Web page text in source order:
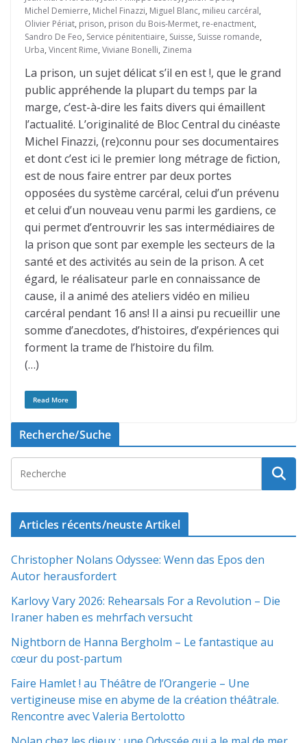
Michel Demierre, Michel Finazzi, Miguel Blanc, milieu carcéral,
Olivier Périat, prison, prison du Bois-Mermet, re-enactment,
Sandro De Feo, Service pénitentiaire, Suisse, Suisse romande,
Urba, Vincent Rime, Viviane Bonelli, Zinema
La prison, un sujet délicat s’il en est !, que le grand
public appréhende la plupart du temps par la
marge, c’est-à-dire les faits divers qui émaillent
l’actualité. L’originalité de Bloc Central du cinéaste
Michel Finazzi, (re)connu pour ses documentaires
et dont c’est ici le premier long métrage de fiction,
est de nous faire entrer par deux portes
opposées du système carcéral, celui d’un prévenu
et celui d’un nouveau venu parmi les gardiens, ce
qui permet d’entrouvrir les sas intermédiaires de
la prison que sont par exemple les secteurs de la
santé et des activités au sein de la prison. A cet
égard, le réalisateur parle en connaissance de
cause, il a animé des ateliers vidéo en milieu
carcéral pendant 16 ans! Il a ainsi pu recueillir une
somme d’anecdotes, d’histoires, d’expériences qui
forment la trame de l’histoire du film.
(…)
Read More
Recherche/Suche
Articles récents/neuste Artikel
Christopher Nolans Odyssee: Wenn das Epos den
Autor herausfordert
Karlovy Vary 2026: Rehearsals For a Revolution – Die
Iraner haben es mehrfach versucht
Nightborn de Hanna Bergholm – Le fantastique au
cœur du post-partum
Faire Hamlet ! au Théâtre de l’Orangerie – Une
vertigineuse mise en abyme de la création théâtrale.
Rencontre avec Valeria Bertolotto